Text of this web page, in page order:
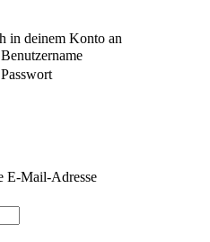
in deinem Konto an
E-Mail-Adresse